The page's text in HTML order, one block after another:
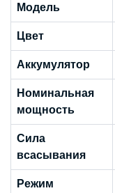
Модель
Цвет
Аккумулятор
Номинальная
мощность
Сила
всасывания
Режим